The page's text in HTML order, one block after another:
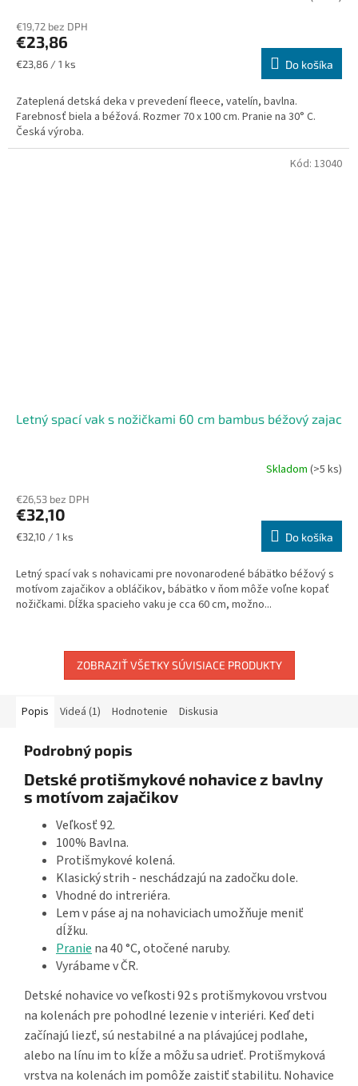
€19,72 bez DPH
€23,86
Jednotková
€23,86 / 1 ks Do košíka
Zateplená detská deka v prevedení fleece, vatelín, bavlna.
Farebnosť biela a béžová. Rozmer 70 x 100 cm. Pranie na 30° C.
Česká výroba.
Letný spací vak s nožičkami 60 cm bambus béžový zajac
produktu
je
5,0
hviezdičiek.
Skladom(>5 ks)
€26,53 bez DPH
€32,10
Jednotková
€32,10 / 1 ks Do košíka
Letný spací vak s nohavicami pre novonarodené bábätko béžový s
motívom zajačikov a obláčikov, bábätko v ňom môže voľne kopať
nožičkami. Dĺžka spacieho vaku je cca 60 cm, možno...
Kód: 13040
ZOBRAZIŤ VŠETKY SÚVISIACE PRODUKTY
Popis Videá (1) Hodnotenie Diskusia
Podrobný popis
Detské protišmykové nohavice z bavlny
s motívom zajačikov
Veľkosť 92.
100% Bavlna.
Protišmykové kolená.
Klasický strih - neschádzajú na zadočku dole.
Vhodné do intreriéra.
Lem v páse aj na nohaviciach umožňuje meniť
dĺžku.
Pranie na 40 °C, otočené naruby.
Vyrábame v ČR.
Detské nohavice vo veľkosti 92 s protišmykovou vrstvou
na kolenách pre pohodlné lezenie v interiéri. Keď deti
začínajú liezť, sú nestabilné a na plávajúcej podlahe,
alebo na línu im to kĺže a môžu sa udrieť. Protišmyková
vrstva na kolenách im pomôže zaistiť stabilitu. Nohavice